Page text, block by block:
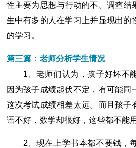
性主要为思想与行动的不。调查结
生中有多的人在学习上并显现出的
的学习。
第三篇：老师分析学生情况
1、老师们认为，孩子好坏不
因为孩子成绩起伏不定，有可能同
这次考试成绩相差太远。而且孩子
语不好，数学却很好，这些都不能
2、现在上学书本都不要钱，